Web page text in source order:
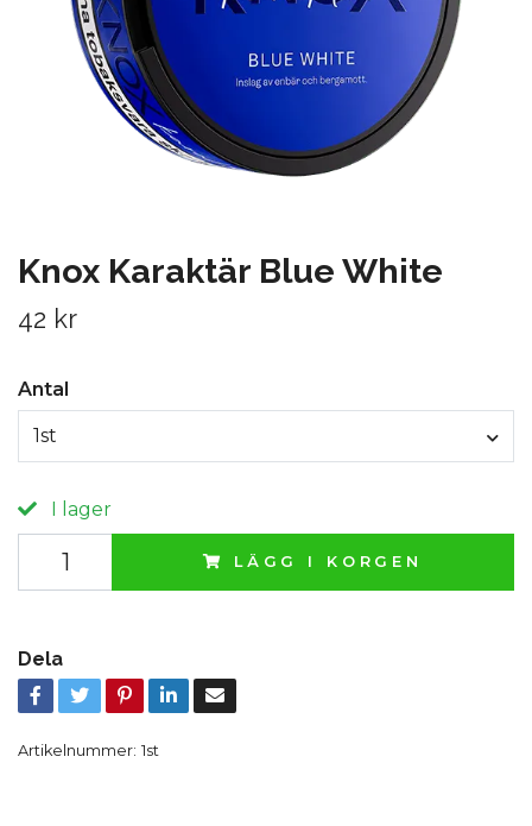
Knox Karaktär Blue White
42 kr
Antal
1st
I lager
LÄGG I KORGEN
Dela
Artikelnummer: 1st